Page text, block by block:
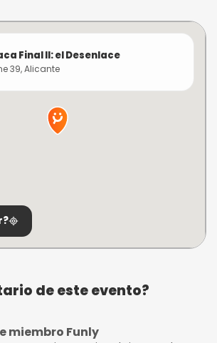
Final II: el Desenlace
39, Alicante
de este evento?
miembro Funly